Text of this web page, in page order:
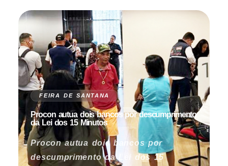
FEIRA DE SANTANA
Procon autua dois bancos por descumprimento
da Lei dos 15 Minutos
Procon autua dois bancos por
descumprimento da Lei dos 15